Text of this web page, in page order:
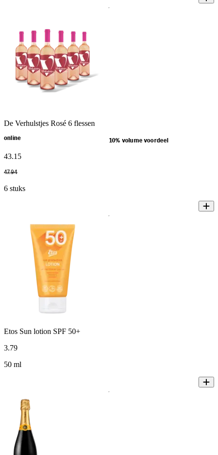
De Verhulstjes Rosé 6 flessen
online 10% volume voordeel
43.15
47.94
6 stuks
Etos Sun lotion SPF 50+
3.79
50 ml